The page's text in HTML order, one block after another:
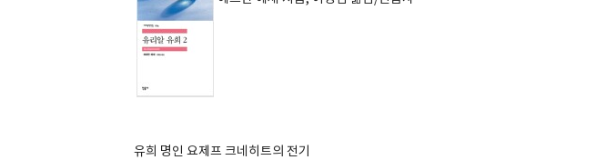
유희 명인 요제프 크네히트의 전기